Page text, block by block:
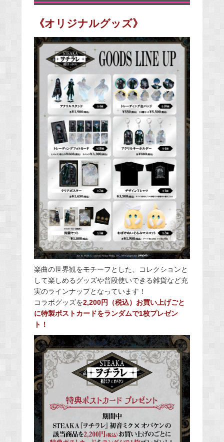
《オリジナルグッズ》
楽曲の世界観をモチーフとした、コレクションと
して楽しめるグッズや普段使いできる雑貨など充
実のラインナップとなっています！
コラボグッズを2,200円（税込）お買い上げごと
に特製ポストカードをランダムで1枚プレゼン
ト！